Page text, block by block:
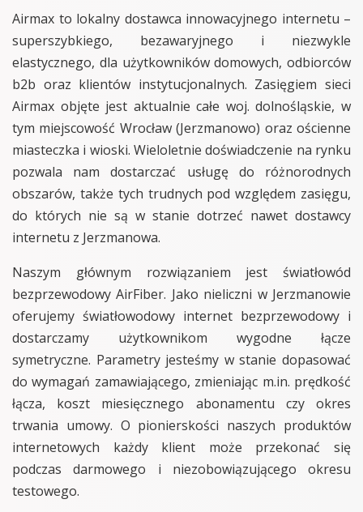
Airmax to lokalny dostawca innowacyjnego internetu –
superszybkiego, bezawaryjnego i niezwykle
elastycznego, dla użytkowników domowych, odbiorców
b2b oraz klientów instytucjonalnych. Zasięgiem sieci
Airmax objęte jest aktualnie całe woj. dolnośląskie, w
tym miejscowość Wrocław (Jerzmanowo) oraz ościenne
miasteczka i wioski. Wieloletnie doświadczenie na rynku
pozwala nam dostarczać usługę do różnorodnych
obszarów, także tych trudnych pod względem zasięgu,
do których nie są w stanie dotrzeć nawet dostawcy
internetu z Jerzmanowa.
Naszym głównym rozwiązaniem jest światłowód
bezprzewodowy AirFiber. Jako nieliczni w Jerzmanowie
oferujemy światłowodowy internet bezprzewodowy i
dostarczamy użytkownikom wygodne łącze
symetryczne. Parametry jesteśmy w stanie dopasować
do wymagań zamawiającego, zmieniając m.in. prędkość
łącza, koszt miesięcznego abonamentu czy okres
trwania umowy. O pionierskości naszych produktów
internetowych każdy klient może przekonać się
podczas darmowego i niezobowiązującego okresu
testowego.